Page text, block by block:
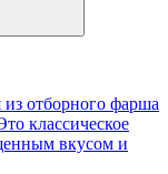
из отборного фарша
классическое
вкусом и